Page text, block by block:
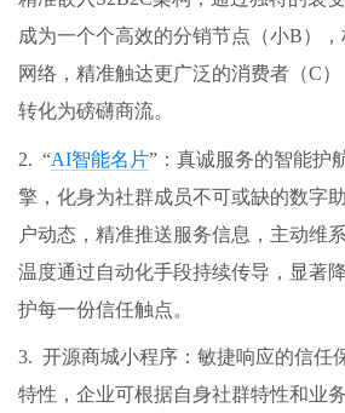
成为一个个高效的分销节点（小B）
网络，精准触达更广泛的消费者（C
转化为磅礴商流。
2. “AI智能名片”：真诚服务的智能护
擎，化身为社群成员不可或缺的数字
户动态，精准推送服务信息，主动维
温度通过自动化手段持续传导，显著
护每一份信任触点。
3. 开源商城小程序：敏捷响应的信任
特性，企业可根据自身社群特性和业